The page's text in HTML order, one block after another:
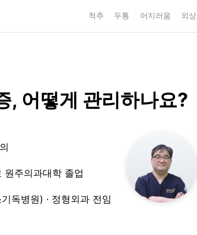
척추 두통 어지러움 외상
, 어떻게 관리하나요?
원주의과대학 졸업
독병원) · 정형외과 전임